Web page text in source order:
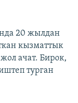
20 жылдан
кызматтык
ачат. Бирок,
турган